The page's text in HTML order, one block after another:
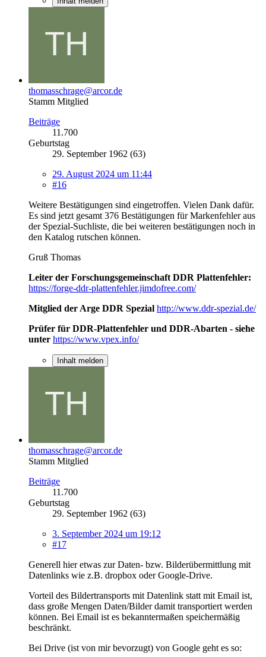
thomasschrage@arcor.de
Stamm Mitglied
Beiträge
11.700
Geburtstag
29. September 1962 (63)
29. August 2024 um 11:44
#16
Weitere Bestätigungen sind eingetroffen. Vielen Dank dafür.
Es sind jetzt gesamt 376 Bestätigungen für Markenfehler aus
der Spezial-Suchliste, die bei weiteren bestätigungen noch in
den Katalog rutschen können.
Gruß Thomas
Leiter der Forschungsgemeinschaft DDR Plattenfehler:
https://forge-ddr-plattenfehler.jimdofree.com/
Mitglied der Arge DDR Spezial http://www.ddr-spezial.de/
Prüfer für DDR-Plattenfehler und DDR-Abarten - siehe
unter https://www.vpex.info/
Inhalt melden
thomasschrage@arcor.de
Stamm Mitglied
Beiträge
11.700
Geburtstag
29. September 1962 (63)
3. September 2024 um 19:12
#17
Generell hier etwas zur Daten- bzw. Bilderübermittlung mit
Datenlinks wie z.B. dropbox oder Google-Drive.
Vorteil des Bildertransports mit Datenlink statt mit Email ist,
dass große Mengen Daten/Bilder damit transportiert werden
können. Bei Email ist es bekanntermaßen speichermäßig
beschränkt.
Bei Drive (ist von mir bevorzugt) von Google geht es so: